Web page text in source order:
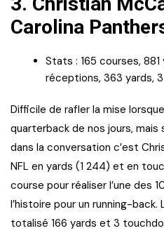
Carolina
Stats : 165 courses, 881
réceptions, 363 yards,
Difficile de rafler la mise lorsque
quarterback de nos jours, mais
dans la conversation c’est
NFL en yards (1 244) et en
course pour réaliser l’une des
l’histoire pour un running-back.
totalisé 166 yards et 3